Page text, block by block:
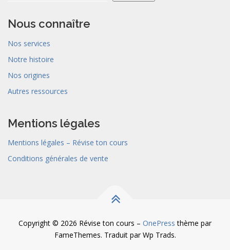
Nous connaître
Nos services
Notre histoire
Nos origines
Autres ressources
Mentions légales
Mentions légales – Révise ton cours
Conditions générales de vente
Copyright © 2026 Révise ton cours – OnePress thème par
FameThemes. Traduit par Wp Trads.